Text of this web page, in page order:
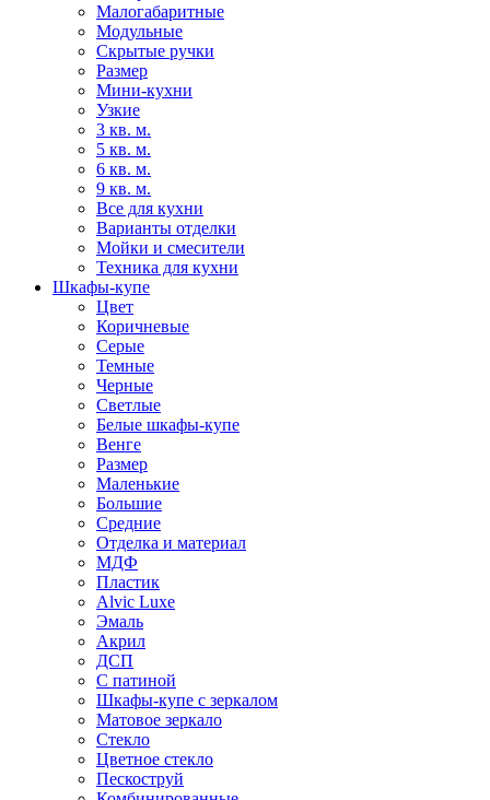
Малогабаритные
Модульные
Скрытые ручки
Размер
Мини-кухни
Узкие
3 кв. м.
5 кв. м.
6 кв. м.
9 кв. м.
Все для кухни
Варианты отделки
Мойки и смесители
Техника для кухни
Шкафы-купе
Цвет
Коричневые
Серые
Темные
Черные
Светлые
Белые шкафы-купе
Венге
Размер
Маленькие
Большие
Средние
Отделка и материал
МДФ
Пластик
Alvic Luxe
Эмаль
Акрил
ДСП
С патиной
Шкафы-купе с зеркалом
Матовое зеркало
Стекло
Цветное стекло
Пескоструй